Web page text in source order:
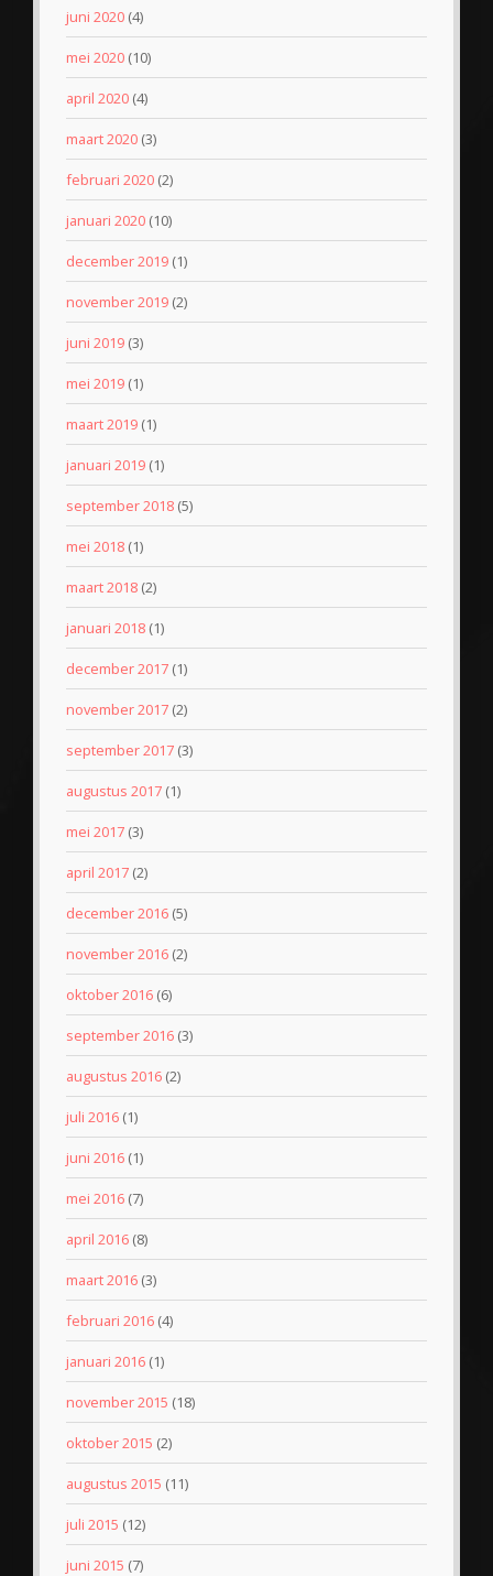
juni 2020 (4)
mei 2020 (10)
april 2020 (4)
maart 2020 (3)
februari 2020 (2)
januari 2020 (10)
december 2019 (1)
november 2019 (2)
juni 2019 (3)
mei 2019 (1)
maart 2019 (1)
januari 2019 (1)
september 2018 (5)
mei 2018 (1)
maart 2018 (2)
januari 2018 (1)
december 2017 (1)
november 2017 (2)
september 2017 (3)
augustus 2017 (1)
mei 2017 (3)
april 2017 (2)
december 2016 (5)
november 2016 (2)
oktober 2016 (6)
september 2016 (3)
augustus 2016 (2)
juli 2016 (1)
juni 2016 (1)
mei 2016 (7)
april 2016 (8)
maart 2016 (3)
februari 2016 (4)
januari 2016 (1)
november 2015 (18)
oktober 2015 (2)
augustus 2015 (11)
juli 2015 (12)
juni 2015 (7)